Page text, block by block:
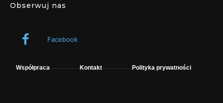
Obserwuj nas
Facebook
Współpraca Kontakt Polityka prywatności